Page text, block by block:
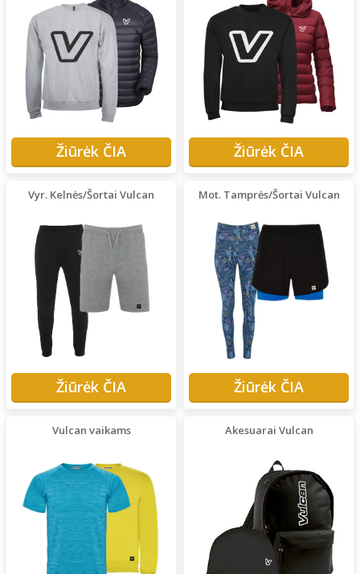
Žiūrėk ČIA Žiūrėk ČIA
Vyr. Kelnės/Šortai Vulcan
Žiūrėk ČIA
Mot. Tamprės/Šortai Vulcan
Žiūrėk ČIA
Vulcan vaikams Akesuarai Vulcan